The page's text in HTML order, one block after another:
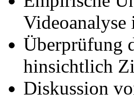
Videoanalyse
Überprüfung
hinsichtlich
Diskussion